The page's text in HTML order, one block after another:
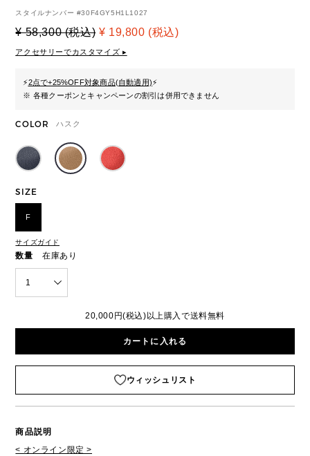
スタイルナンバー #30F4GY5H1L1027
¥ 58,300 (税込) ¥ 19,800 (税込)
アクセサリーでカスタマイズ ▸
⚡2点で+25%OFF対象商品(自動適用)⚡
※ 各種クーポンとキャンペーンの割引は併用できません
COLOR ハスク
SIZE
F
サイズガイド
数量 在庫あり
1
20,000円(税込)以上購入で送料無料
カートに入れる
ウィッシュリスト
商品説明
< オンライン限定 >